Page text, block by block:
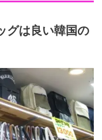
グは良い韓国の